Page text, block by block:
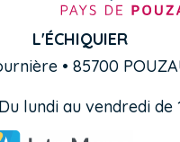
L'ÉCHIQUIER
• 85700
Du lundi au vendredi de